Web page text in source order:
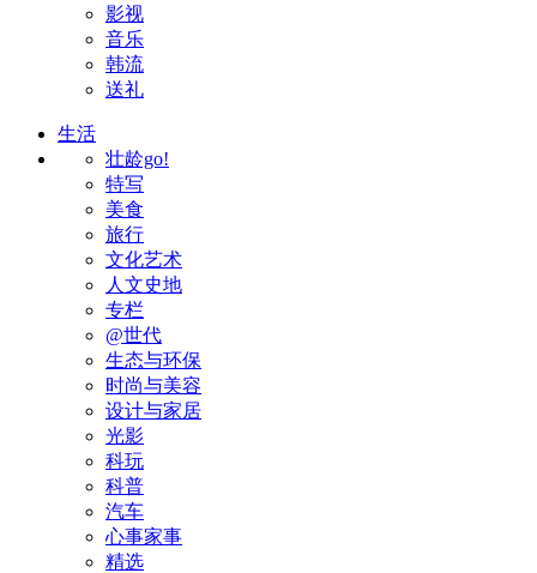
影视
音乐
韩流
送礼
生活
壮龄go!
特写
美食
旅行
文化艺术
人文史地
专栏
@世代
生态与环保
时尚与美容
设计与家居
光影
科玩
科普
汽车
心事家事
精选